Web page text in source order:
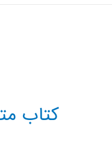
کتاب